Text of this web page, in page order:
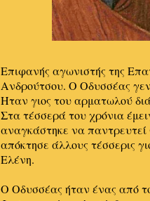
Επιφανής αγωνιστής της
Ανδρούτσου. Ο Οδυσσέας
Ηταν γιος του αρματωλού
Στα τέσσερά του χρόνια
αναγκάστηκε να
απόκτησε άλλους τέσσερις
Ελένη.
Ο Οδυσσέας ήταν ένας από